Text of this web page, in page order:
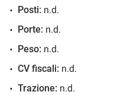
36 Mesi
Posti: n.d.
Porte: n.d.
Peso: n.d.
CV fiscali: n.d.
Trazione: n.d.